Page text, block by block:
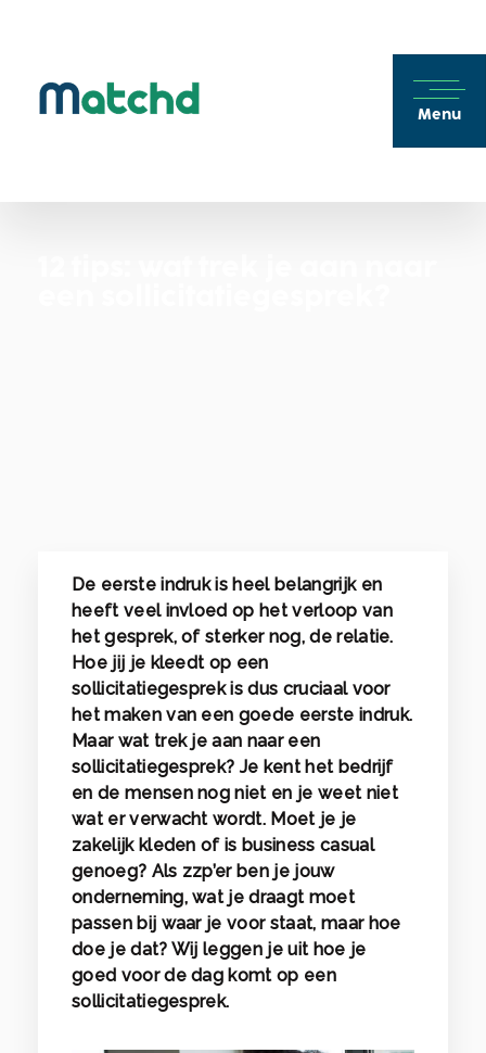
Menu
De eerste indruk is heel belangrijk en
heeft veel invloed op het verloop van
het gesprek, of sterker nog, de relatie.
Hoe jij je kleedt op een
sollicitatiegesprek is dus cruciaal voor
het maken van een goede eerste indruk.
Maar wat trek je aan naar een
sollicitatiegesprek? Je kent het bedrijf
en de mensen nog niet en je weet niet
wat er verwacht wordt. Moet je je
zakelijk kleden of is business casual
genoeg? Als zzp’er ben je jouw
onderneming, wat je draagt moet
passen bij waar je voor staat, maar hoe
doe je dat? Wij leggen je uit hoe je
goed voor de dag komt op een
sollicitatiegesprek.